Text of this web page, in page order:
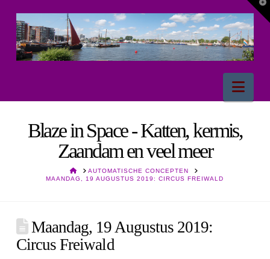
Blaze in Space - Katten, kermis,
Zaandam en veel meer
HOMEAUTOMATISCHE CONCEPTEN
MAANDAG, 19 AUGUSTUS 2019: CIRCUS FREIWALD
Maandag, 19 Augustus 2019:
Circus Freiwald